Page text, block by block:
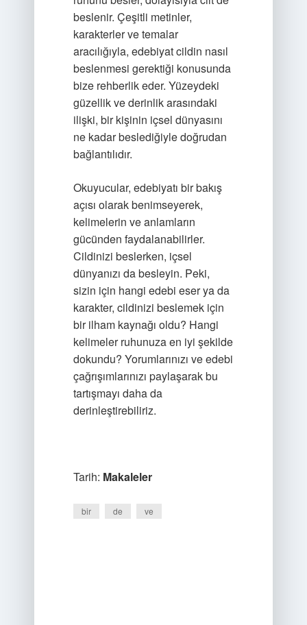
beslenir. Çeşitli metinler,
karakterler ve temalar
aracılığıyla, edebiyat cildin nasıl
beslenmesi gerektiği konusunda
bize rehberlik eder. Yüzeydeki
güzellik ve derinlik arasındaki
ilişki, bir kişinin içsel dünyasını
ne kadar beslediğiyle doğrudan
bağlantılıdır.
Okuyucular, edebiyatı bir bakış
açısı olarak benimseyerek,
kelimelerin ve anlamların
gücünden faydalanabilirler.
Cildinizi beslerken, içsel
dünyanızı da besleyin. Peki,
sizin için hangi edebi eser ya da
karakter, cildinizi beslemek için
bir ilham kaynağı oldu? Hangi
kelimeler ruhunuza en iyi şekilde
dokundu? Yorumlarınızı ve edebi
çağrışımlarınızı paylaşarak bu
tartışmayı daha da
derinleştirebiliriz.
Tarih: Makaleler
bir de ve